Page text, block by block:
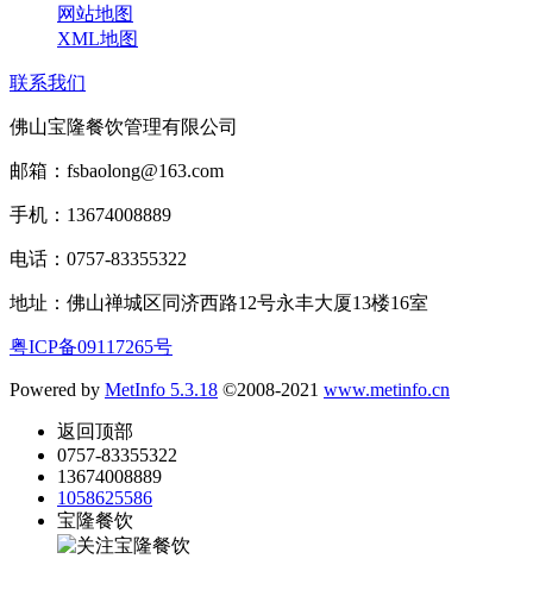
网站地图
XML地图
联系我们
佛山宝隆餐饮管理有限公司
邮箱：fsbaolong@163.com
手机：13674008889
电话：0757-83355322
地址：佛山禅城区同济西路12号永丰大厦13楼16室
粤ICP备09117265号
Powered by MetInfo 5.3.18 ©2008-2021 www.metinfo.cn
返回顶部
0757-83355322
13674008889
1058625586
宝隆餐饮